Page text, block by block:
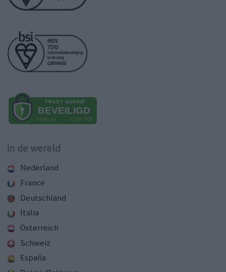
in de wereld
Nederland
France
Deutschland
Italia
Österreich
Schweiz
España